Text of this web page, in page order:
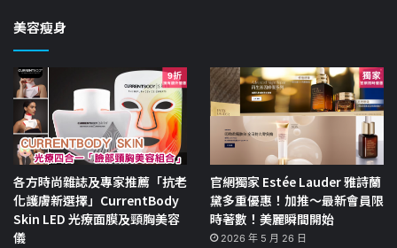
美容瘦身
各方時尚雜誌及專家推薦「抗老
化護膚新選擇」CurrentBody
Skin LED 光療面膜及頸胸美容
儀
官網獨家 Estée Lauder 雅詩蘭
黛多重優惠！加推～最新會員限
時著數！美麗瞬間開始
2026 年 5 月 26 日